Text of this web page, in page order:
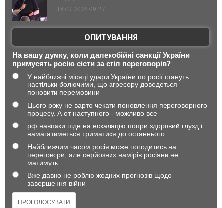
18.07.2026 09:27
ОПИТУВАННЯ
На вашу думку, коли далекобійні санкції України
примусять росію сісти за стіл переговорів?
У найближчі місяці удари України по росії стануть
настільки болючими, що агресору доведеться
поновити перемовини
Цього року не варто чекати поновлення переговорного
процесу. А от наступного - можливо все
рф навпаки піде на ескалацію попри здоровий глузд і
намагатиметься триматися до останнього
Найближчим часом росія може погодитись на
переговори, але серйозних намірів росіяни не
матимуть
Вже давно не роблю жодних прогнозів щодо
завершення війни